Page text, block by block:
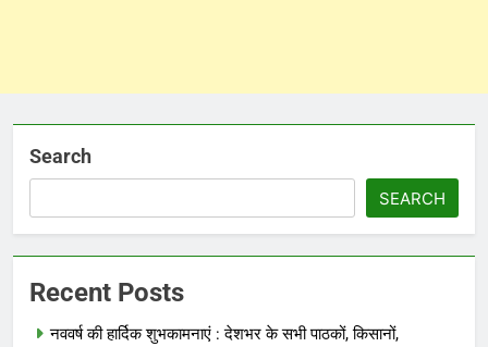
Search
SEARCH
Recent Posts
नववर्ष की हार्दिक शुभकामनाएं : देशभर के सभी पाठकों, किसानों,